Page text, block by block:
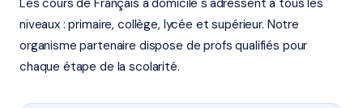
Les cours de Français à domicile s'adressent à tous les
niveaux : primaire, collège, lycée et supérieur. Notre
organisme partenaire dispose de profs qualifiés pour
chaque étape de la scolarité.